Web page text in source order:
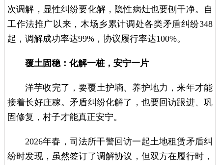
次调解，显性纠纷要化解，隐性病灶也要刨干净。自
工作法推广以来，木场乡累计调处各类矛盾纠纷348
起，调解成功率达99%，协议履行率达100%。
覆土固稳：化解一桩，安宁一片
洋芋收完了，要覆土护墒、养护地力，来年才能
接着长好庄稼。矛盾纠纷化解了，也要回访跟进、巩
固修复，村子才能真正安宁。
2026年春，司法所干警回访一起土地租赁矛盾纠
纷时发现，虽然签订了调解协议，但双方在履行时，